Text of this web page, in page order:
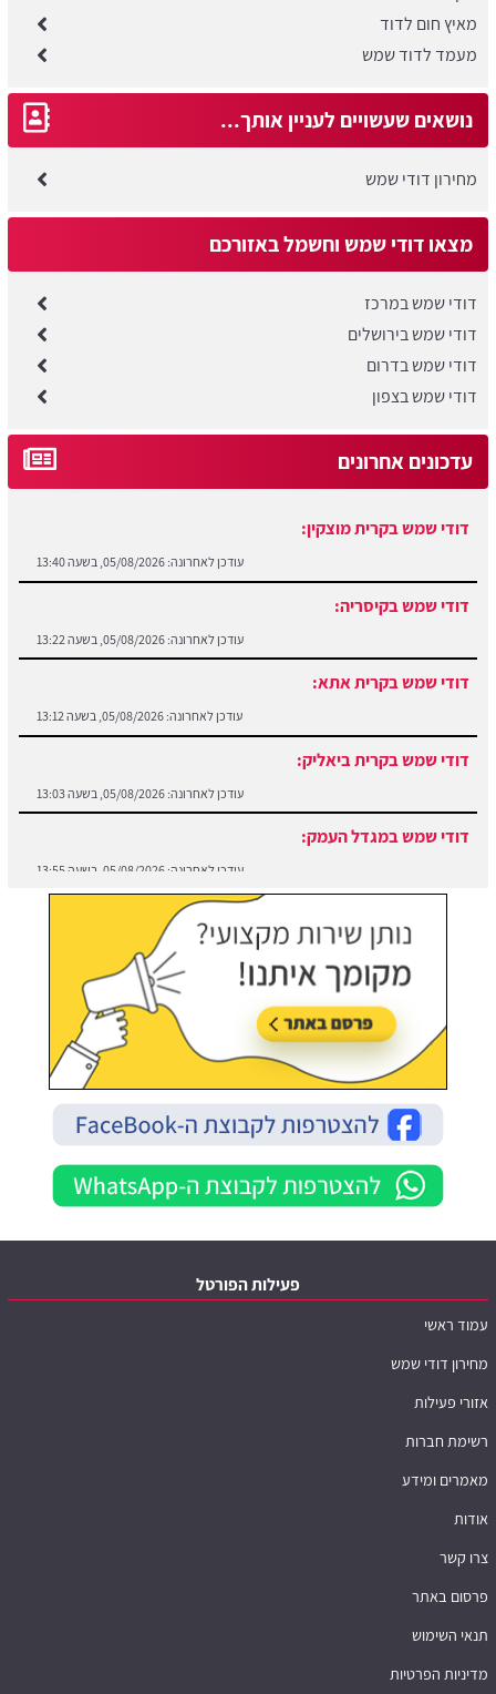
מאיץ חום לדוד
מעמד לדוד שמש
נושאים שעשויים לעניין אותך...
מחירון דודי שמש
מצאו דודי שמש וחשמל באזורכם
דודי שמש במרכז
דודי שמש בירושלים
דודי שמש בדרום
דודי שמש בצפון
עדכונים אחרונים
דודי שמש בקרית מוצקין:
עודכן לאחרונה: 05/08/2026, בשעה 13:40
דודי שמש בקיסריה:
עודכן לאחרונה: 05/08/2026, בשעה 13:22
דודי שמש בקרית אתא:
עודכן לאחרונה: 05/08/2026, בשעה 13:12
דודי שמש בקרית ביאליק:
עודכן לאחרונה: 05/08/2026, בשעה 13:03
דודי שמש במגדל העמק:
עודכן לאחרונה: 05/08/2026, בשעה 13:55
פעילות הפורטל
עמוד ראשי
מחירון דודי שמש
אזורי פעילות
רשימת חברות
מאמרים ומידע
אודות
צרו קשר
פרסום באתר
תנאי השימוש
מדיניות הפרטיות